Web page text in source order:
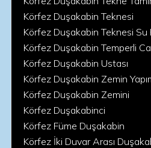
Körfez Duşakabin Teknesi
Körfez Duşakabin Teknesi Su
Körfez Duşakabin Temperli
Körfez Duşakabin Ustası
Körfez Duşakabin Zemin
Körfez Duşakabin Zemini
Körfez Duşakabinci
Körfez Füme Duşakabin
Körfez İki Duvar Arası